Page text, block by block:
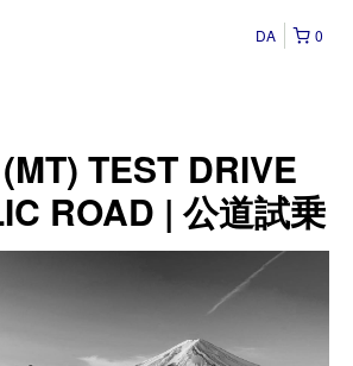
0
DA
TEST DRIVE
ROAD | 公道試乗